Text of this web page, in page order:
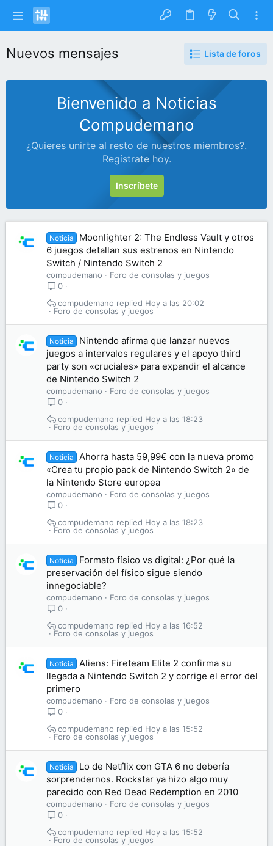
Nuevos mensajes Lista de foros
Bienvenido a Noticias
Compudemano
¿Quieres unirte al resto de nuestros miembros?.
Regístrate hoy.
Inscríbete
Noticia
Moonlighter 2: The Endless Vault y otros
6 juegos detallan sus estrenos en Nintendo
Switch / Nintendo Switch 2
compudemano
Foro de consolas y juegos
0
Foro de consolas y juegos
Hoy a las 20:02
compudemano
Noticia
Nintendo afirma que lanzar nuevos
juegos a intervalos regulares y el apoyo third
party son «cruciales» para expandir el alcance
de Nintendo Switch 2
compudemano
Foro de consolas y juegos
0
Foro de consolas y juegos
Hoy a las 18:23
compudemano
Noticia
Ahorra hasta 59,99€ con la nueva promo
«Crea tu propio pack de Nintendo Switch 2» de
la Nintendo Store europea
compudemano
Foro de consolas y juegos
0
Foro de consolas y juegos
Hoy a las 18:23
compudemano
Noticia
Formato físico vs digital: ¿Por qué la
preservación del físico sigue siendo
innegociable?
compudemano
Foro de consolas y juegos
0
Foro de consolas y juegos
Hoy a las 16:52
compudemano
Noticia
Aliens: Fireteam Elite 2 confirma su
llegada a Nintendo Switch 2 y corrige el error del
primero
compudemano
Foro de consolas y juegos
0
Foro de consolas y juegos
Hoy a las 15:52
compudemano
Noticia
Lo de Netflix con GTA 6 no debería
sorprendernos. Rockstar ya hizo algo muy
parecido con Red Dead Redemption en 2010
compudemano
Foro de consolas y juegos
0
Foro de consolas y juegos
Hoy a las 15:52
compudemano